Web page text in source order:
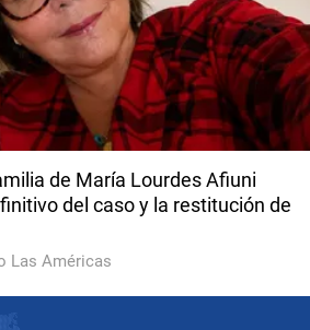
de María Lourdes Afiuni
del caso y la restitución de
Las Américas